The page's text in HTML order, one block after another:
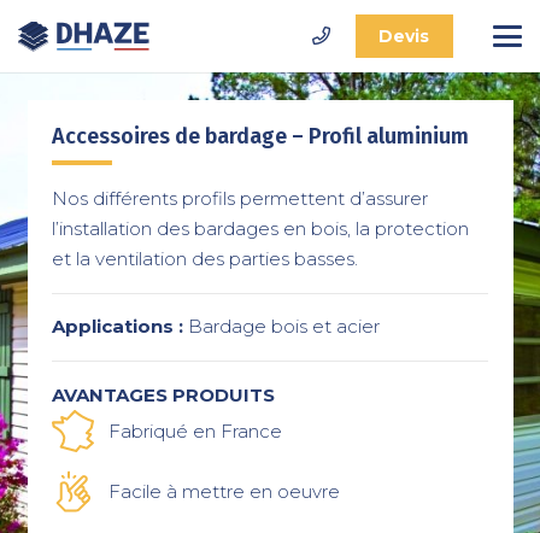
Devis
Accessoires de bardage – Profil aluminium
Nos différents profils permettent d’assurer
l’installation des bardages en bois, la protection
et la ventilation des parties basses.
Applications : Bardage bois et acier
AVANTAGES PRODUITS
Fabriqué en France
Facile à mettre en oeuvre